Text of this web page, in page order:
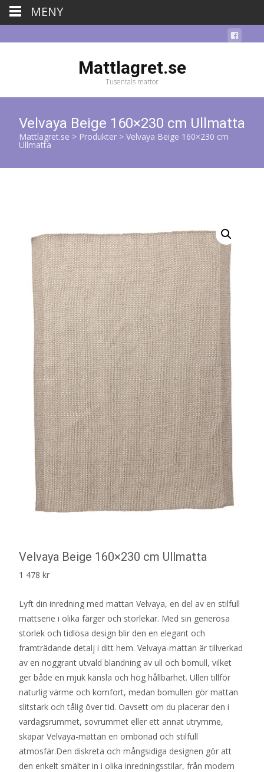
Mattlagret.se
Tusentals mattor
Velvaya Beige 160×230 cm Ullmatta
Mattlagret.se > Produkter > Velvaya Beige 160×230 cm
Ullmatta
Velvaya Beige 160×230 cm Ullmatta
1 478 kr
Lyft din inredning med mattan Velvaya, en del av en stilfull
mattserie i olika färger och storlekar. Med sin generösa
storlek och tidlösa design blir den en elegant och
framträdande detalj i ditt hem. Velvaya-mattan är tillverkad
av en noggrant utvald blandning av ull och bomull, vilket
ger både en mjuk känsla och hög hållbarhet. Ullen tillför
naturlig värme och komfort, medan bomullen gör mattan
slitstark och tålig över tid. Oavsett om du placerar den i
vardagsrummet, sovrummet eller ett annat utrymme,
skapar Velvaya-mattan en ombonad och stilfull
atmosfär.Den diskreta och mångsidiga designen gör att
den enkelt smälter in i olika inredningsstilar, från modern
MENY